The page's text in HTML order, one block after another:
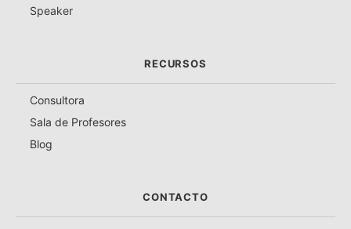
Speaker
RECURSOS
Consultora
Sala de Profesores
Blog
CONTACTO